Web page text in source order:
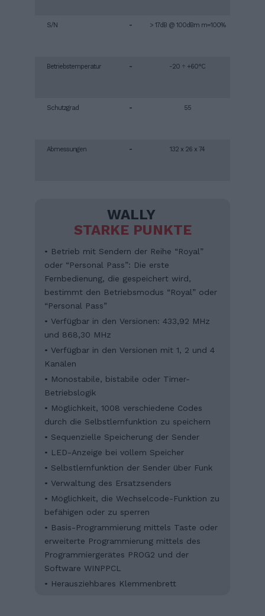
S/N
Betriebstemperatur
Schutzgrad
Abmessungen
-
-
-
-
> 17dB @ 100dBm m=100%
-20 ÷ +60°C
55
132 x 26 x 74
WALLY
STARKE PUNKTE
• Betrieb mit Sendern der Reihe “Royal”
oder “Personal Pass”: Die erste
Fernbedienung, die gespeichert wird,
bestimmt den Betriebsmodus “Royal” oder
“Personal Pass”
• Verfügbar in den Versionen: 433,92 MHz
und 868,30 MHz
• Verfügbar in den Versionen mit 1, 2 und 4
Kanälen
• Monostabile, bistabile oder Timer-
Betriebslogik
• Möglichkeit, 1008 verschiedene Codes
durch die Selbstlernfunktion zu speichern
• Sequenzielle Speicherung der Sender
• LED-Anzeige bei vollem Speicher
• Selbstlernfunktion der Sender über Funk
• Verwaltung des Ersatzsenders
• Möglichkeit, die Wechselcode-Funktion zu
befähigen oder zu sperren
• Basis-Programmierung mittels Taste oder
erweiterte Programmierung mittels des
Programmiergerätes PROG2 und der
Software WINPPCL
• Herausziehbares Klemmenbrett